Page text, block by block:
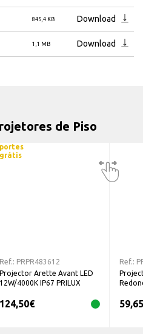
845,4 KB Download
1,1 MB Download
de Piso
portes
grátis
Ref.: PRPR483612
Projector Arette Avant LED
12W/4000K IP67 PRILUX
124,50€
Ref.:
59,65